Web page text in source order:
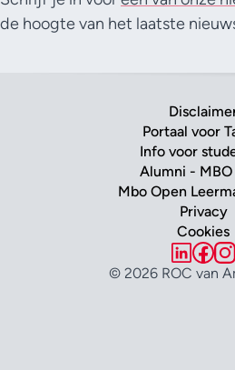
de hoogte van het laatste
Portaal voor
Info voor
Alumni -
Mbo Open
Privacy
Cookies
© 2026 ROC van